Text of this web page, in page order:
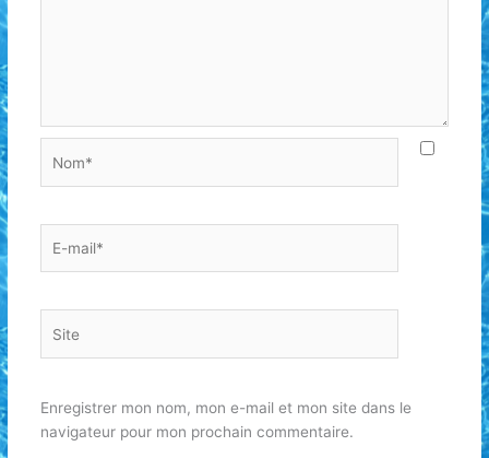
mail*
Enregistrer mon nom, mon e-mail et mon site dans le
navigateur pour mon prochain commentaire.